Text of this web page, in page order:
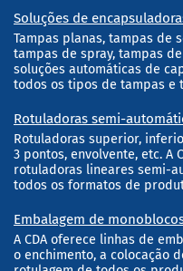
Soluções de
Tampas planas, tampas de
tampas de spray, tampas
soluções automáticas de
todos os tipos de tampas e
Rotuladoras semi-
Rotuladoras superior,
3 pontos, envolvente, etc. A
rotuladoras lineares semi-
todos os formatos de
Embalagem de
A CDA oferece linhas de
o enchimento, a colocação